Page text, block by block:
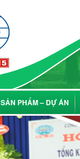
SẢN PHẨM – DỰ ÁN